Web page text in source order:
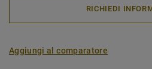
RICHIEDI
Aggiungi al comparatore